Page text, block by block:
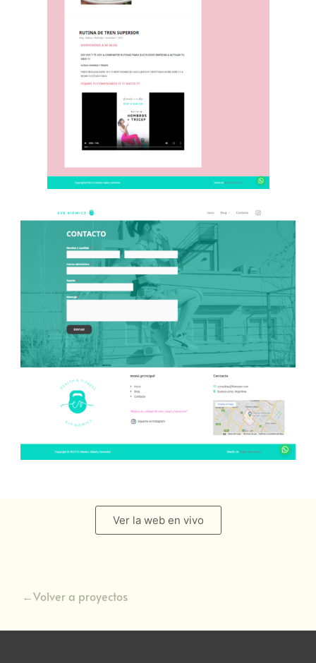
Ver la web en vivo
←Volver a proyectos